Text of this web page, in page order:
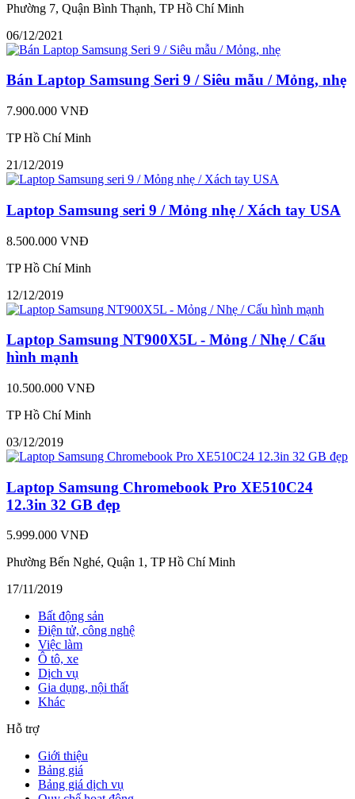
Phường 7, Quận Bình Thạnh, TP Hồ Chí Minh
06/12/2021
Bán Laptop Samsung Seri 9 / Siêu mẫu / Mỏng, nhẹ
7.900.000 VNĐ
TP Hồ Chí Minh
21/12/2019
Laptop Samsung seri 9 / Mỏng nhẹ / Xách tay USA
8.500.000 VNĐ
TP Hồ Chí Minh
12/12/2019
Laptop Samsung NT900X5L - Mỏng / Nhẹ / Cấu
hình mạnh
10.500.000 VNĐ
TP Hồ Chí Minh
03/12/2019
Laptop Samsung Chromebook Pro XE510C24
12.3in 32 GB đẹp
5.999.000 VNĐ
Phường Bến Nghé, Quận 1, TP Hồ Chí Minh
17/11/2019
Bất động sản
Điện tử, công nghệ
Việc làm
Ô tô, xe
Dịch vụ
Gia dụng, nội thất
Khác
Hỗ trợ
Giới thiệu
Bảng giá
Bảng giá dịch vụ